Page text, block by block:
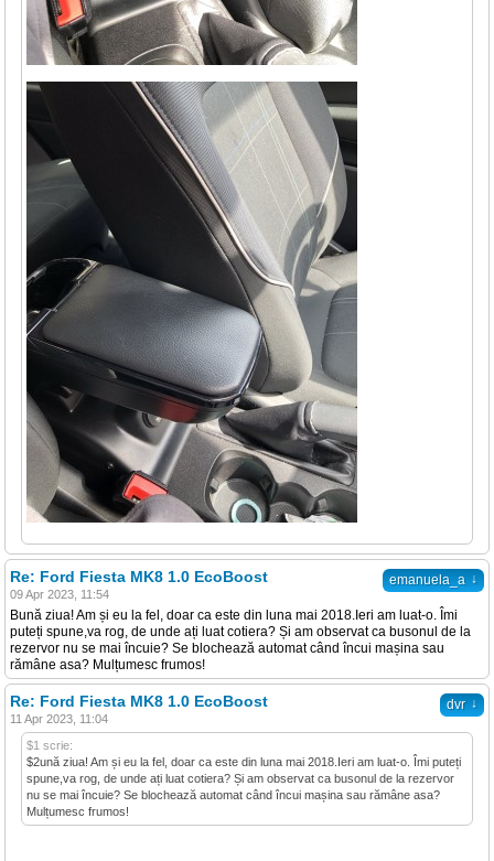
emanuela_a ↓
Re: Ford Fiesta MK8 1.0 EcoBoost
09 Apr 2023, 11:54
Bună ziua! Am și eu la fel, doar ca este din luna mai 2018.Ieri am luat-o. Îmi
puteți spune,va rog, de unde ați luat cotiera? Și am observat ca busonul de la
rezervor nu se mai încuie? Se blochează automat când încui mașina sau
rămâne asa? Mulțumesc frumos!
dvr ↓
Re: Ford Fiesta MK8 1.0 EcoBoost
11 Apr 2023, 11:04
$1 scrie:
$2ună ziua! Am și eu la fel, doar ca este din luna mai 2018.Ieri am luat-o. Îmi puteți
spune,va rog, de unde ați luat cotiera? Și am observat ca busonul de la rezervor
nu se mai încuie? Se blochează automat când încui mașina sau rămâne asa?
Mulțumesc frumos!